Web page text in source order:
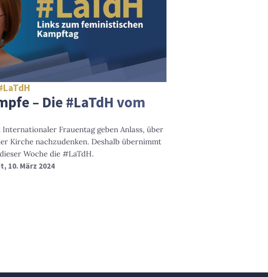
– Die #LaTdH vom
Internationaler Frauentag geben Anlass, über
Kirche nachzudenken. Deshalb übernimmt
Woche die #LaTdH.
, 10. März 2024